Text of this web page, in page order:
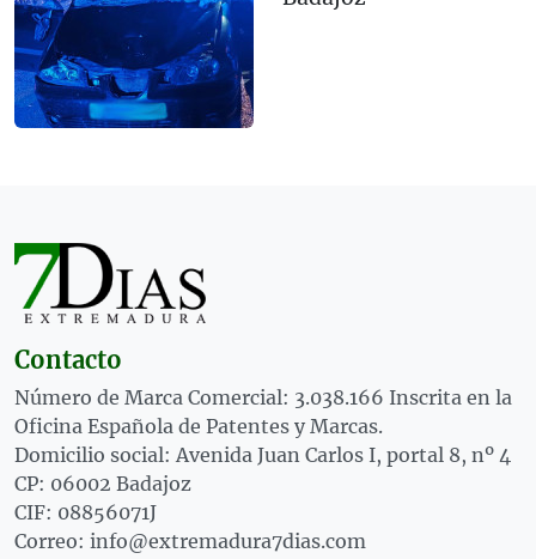
Contacto
Número de Marca Comercial: 3.038.166 Inscrita en la
Oficina Española de Patentes y Marcas.
Domicilio social: Avenida Juan Carlos I, portal 8, nº 4
CP: 06002 Badajoz
CIF: 08856071J
Correo: info@extremadura7dias.com